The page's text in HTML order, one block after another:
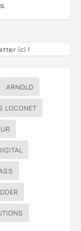
ici !
ARNOLD
LOCONET